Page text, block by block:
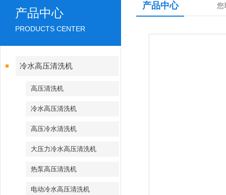
产品中心
PRODUCTS CENTER
冷水高压清洗机
高压清洗机
冷水高压清洗机
高压冷水清洗机
大压力冷水高压清洗机
热泵高压清洗机
电动冷水高压清洗机
产品中心 您